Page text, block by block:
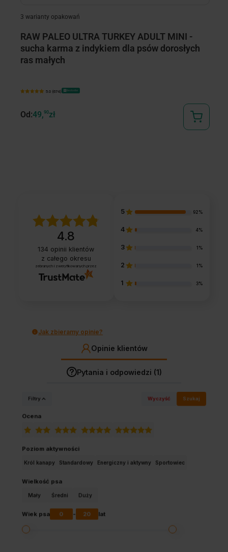
3 warianty opakowań
RAW PALEO ULTRA TURKEY ADULT MINI -
sucha karma z indykiem dla psów dorosłych
ras małych
5.0 (674) Bestseller
Od:49,90zł
4.8
134 opinii klientów
z całego okresu
zebranych i zweryfikowanych przez
5 92%
4 4%
3 1%
2 1%
1 3%
Jak zbieramy opinie?
Opinie klientów
Pytania i odpowiedzi (1)
Filtry Wyczyść Szukaj
Ocena
Poziom aktywności
Król kanapy Standardowy Energiczny i aktywny Sportowiec
Wielkość psa
Mały Średni Duży
Wiek psa 0 - 20 lat